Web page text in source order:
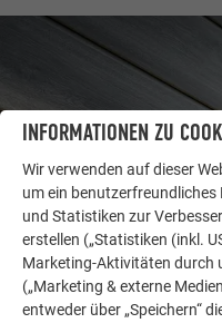
WEITERE OBJEKTE
INFORMATIONEN ZU
Wir verwenden auf dieser
um ein benutzerfreundliches
und Statistiken zur
erstellen („Statistiken (inkl.
Marketing-Aktivitäten durch
(„Marketing & externe
entweder über „Speichern“